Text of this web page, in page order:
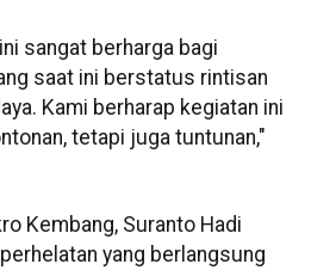
sangat berharga bagi
saat ini berstatus rintisan
Kami berharap kegiatan ini
tetapi juga tuntunan,"
Kembang, Suranto Hadi
yang berlangsung